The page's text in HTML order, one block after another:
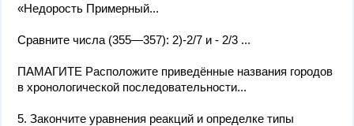
«Недорость Примерный...
Сравните числа (355—357): 2)-2/7 и - 2/3 ​...
ПАМАГИТЕ Расположите приведённые названия городов
в хронологической последовательности...
5. Закончите уравнения реакций и определке типы